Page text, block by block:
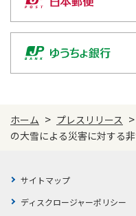
ホーム > プレスリリース >
の大雪による災害に対する
サイトマップ
ディスクロージャーポリシー